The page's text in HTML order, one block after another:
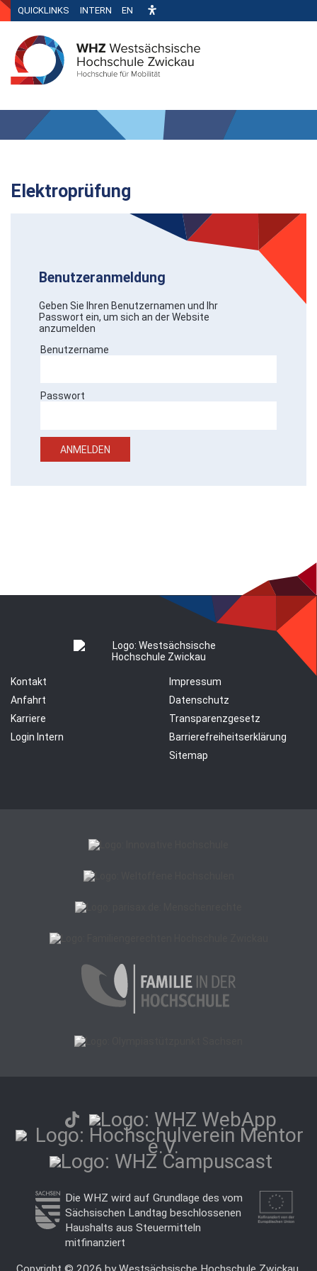
QUICKLINKS INTERN EN
Elektroprüfung
Benutzeranmeldung
Geben Sie Ihren Benutzernamen und Ihr
Passwort ein, um sich an der Website
anzumelden
Benutzername
Passwort
Kontakt
Anfahrt
Karriere
Login Intern
Impressum
Datenschutz
Transparenzgesetz
Barrierefreiheitserklärung
Sitemap
Die WHZ wird auf Grundlage des vom
Sächsischen Landtag beschlossenen
Haushalts aus Steuermitteln
mitfinanziert